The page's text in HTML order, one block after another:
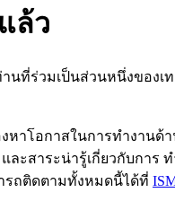
ล้ว
ที่ร่วมเป็นส่วนหนึ่งของเท
หาโอกาสในการทำงานด้
ละสาระน่ารู้เกี่ยวกับการ
รถติดตามทั้งหมดนี้ได้ที่